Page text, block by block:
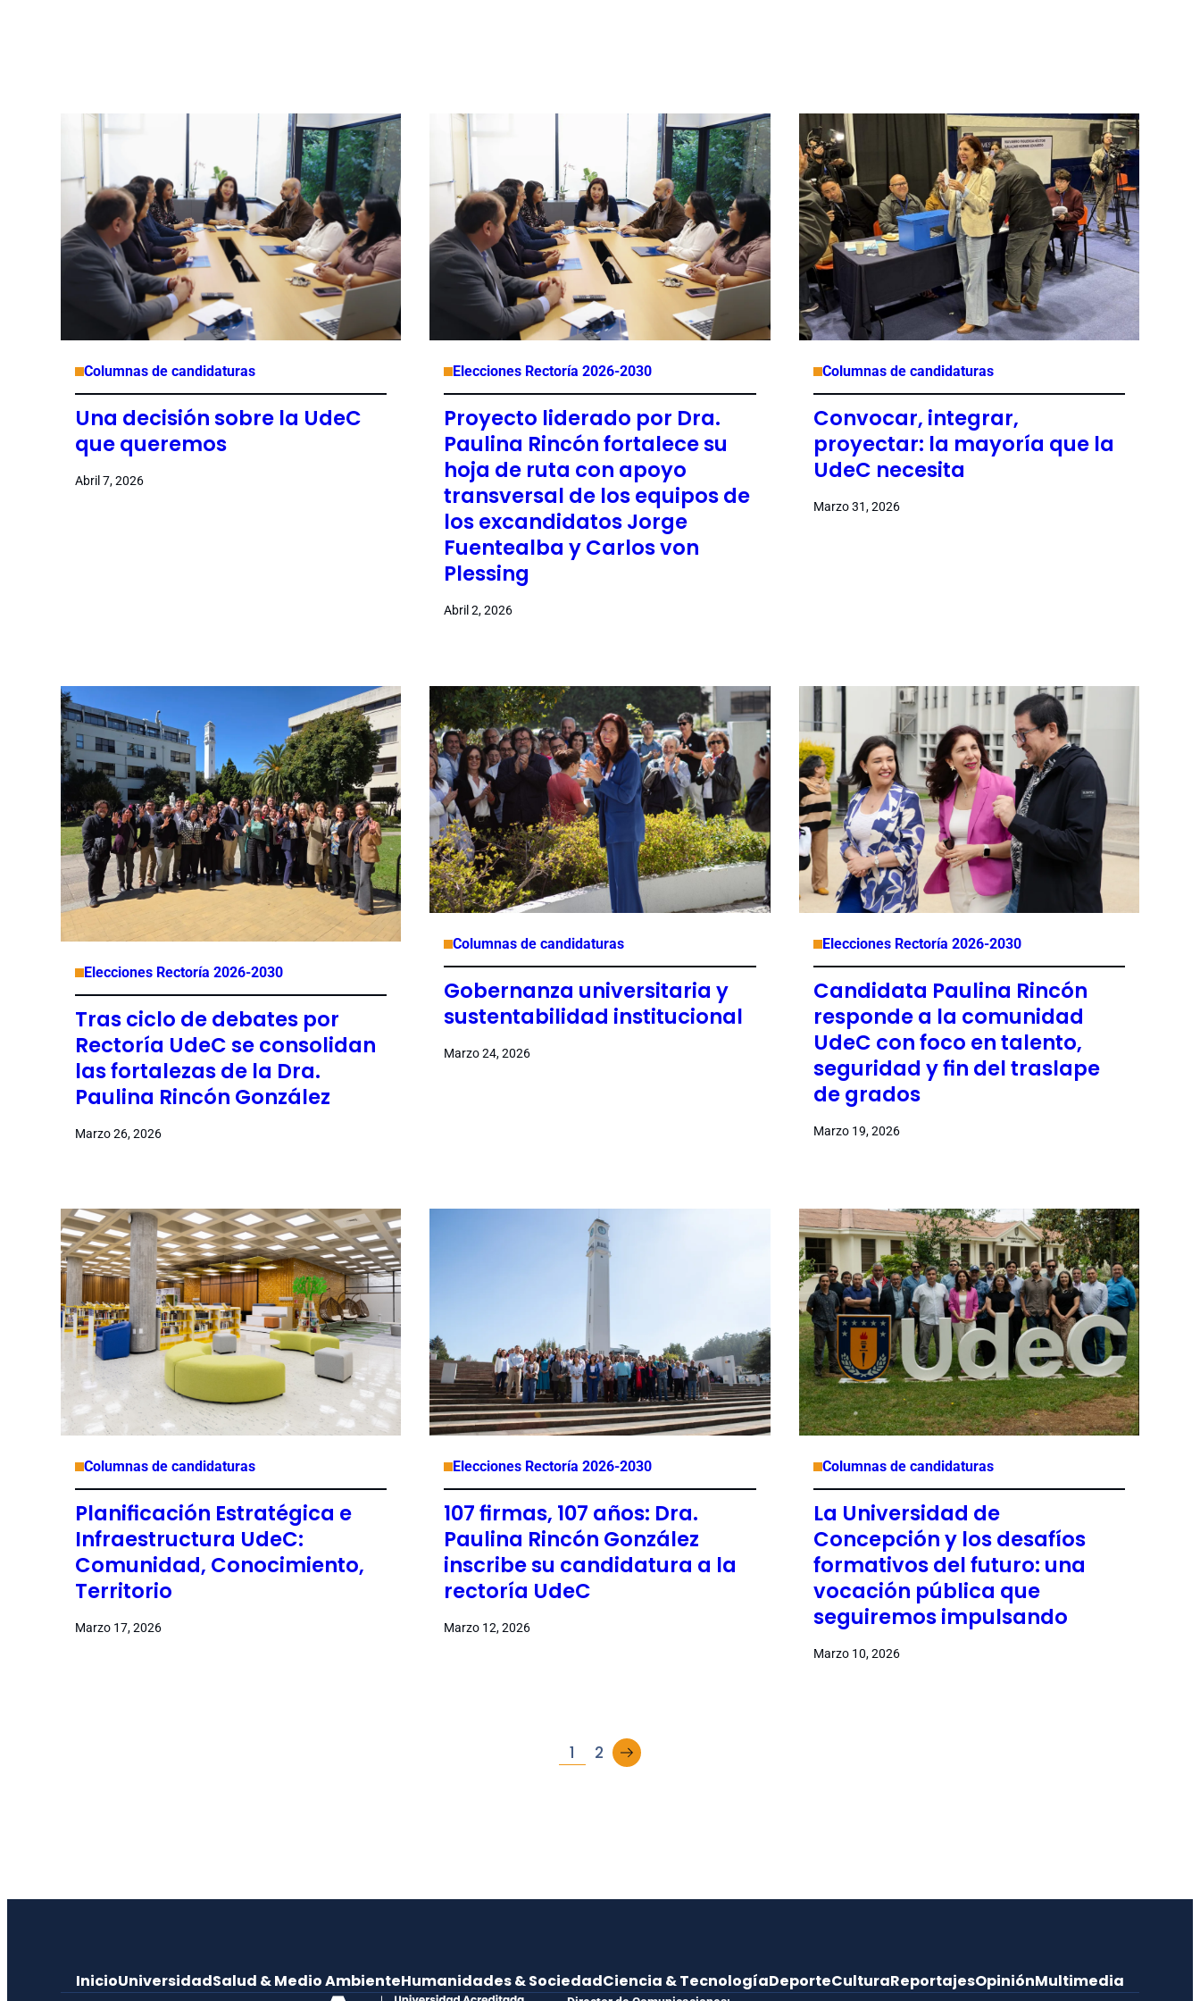
Columnas de candidaturas
Una decisión sobre la UdeC
que queremos
Abril 7, 2026
Elecciones Rectoría 2026-2030
Proyecto liderado por Dra.
Paulina Rincón fortalece su
hoja de ruta con apoyo
transversal de los equipos de
los excandidatos Jorge
Fuentealba y Carlos von
Plessing
Abril 2, 2026
Columnas de candidaturas
Convocar, integrar,
proyectar: la mayoría que la
UdeC necesita
Marzo 31, 2026
Elecciones Rectoría 2026-2030
Tras ciclo de debates por
Rectoría UdeC se consolidan
las fortalezas de la Dra.
Paulina Rincón González
Marzo 26, 2026
Columnas de candidaturas
Gobernanza universitaria y
sustentabilidad institucional
Marzo 24, 2026
Elecciones Rectoría 2026-2030
Candidata Paulina Rincón
responde a la comunidad
UdeC con foco en talento,
seguridad y fin del traslape
de grados
Marzo 19, 2026
Columnas de candidaturas
Planificación Estratégica e
Infraestructura UdeC:
Comunidad, Conocimiento,
Territorio
Marzo 17, 2026
Elecciones Rectoría 2026-2030
107 firmas, 107 años: Dra.
Paulina Rincón González
inscribe su candidatura a la
rectoría UdeC
Marzo 12, 2026
Columnas de candidaturas
La Universidad de
Concepción y los desafíos
formativos del futuro: una
vocación pública que
seguiremos impulsando
Marzo 10, 2026
1 2 →
InicioUniversidadSalud & Medio AmbienteHumanidades & SociedadCiencia & TecnologíaDeporteCulturaReportajesOpiniónMultimedia